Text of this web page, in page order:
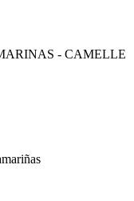
- CAMELLE